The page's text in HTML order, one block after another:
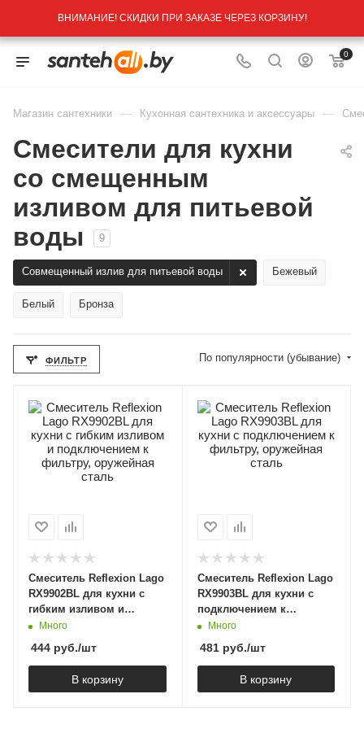
ВНИМАНИЕ! СКИДКИ ПРИ ЗАКАЗЕ ЧЕРЕЗ КОРЗИНУ!
0
Магазин сантехники — Кухонная сантехника и аксессуары —
Смесители для кухни
cо смещенным
изливом для питьевой
воды
9
Бежевый
Белый Бронза
Совмещенный излив для питьевой воды
ФИЛЬТР По популярности (убывание)
Смеситель Reflexion Lago
RX9902BL для кухни с
гибким изливом и
подключением к
сталь
Много
444 руб./шт
В корзину
Смеситель Reflexion Lago
RX9903BL для кухни с
подключением к
фильтру, оружейная
Много
481руб./шт
В корзину